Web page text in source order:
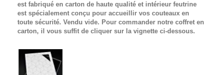
est fabriqué en carton de haute qualité et intérieur feutrine
est spécialement conçu pour accueillir vos couteaux en
toute sécurité. Vendu vide. Pour commander notre coffret en
carton, il vous suffit de cliquer sur la vignette ci-dessous.